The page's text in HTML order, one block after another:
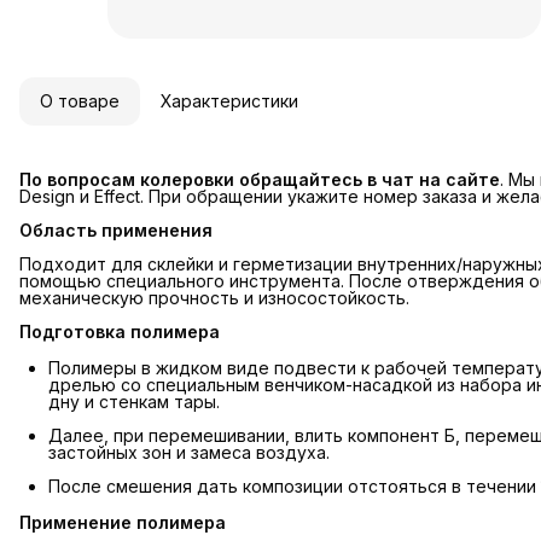
О товаре Характеристики
По вопросам колеровки обращайтесь в чат на сайте. Мы
Design и Effect. При обращении укажите номер заказа и
Область применения
Подходит для склейки и герметизации внутренних/
помощью специального инструмента. После отверждения
механическую прочность и износостойкость.
Подготовка полимера
Полимеры в жидком виде подвести к рабочей
дрелью со специальным венчиком-насадкой из набора
дну и стенкам тары.
Далее, при перемешивании, влить компонент Б,
застойных зон и замеса воздуха.
После смешения дать композиции отстояться в
Применение полимера